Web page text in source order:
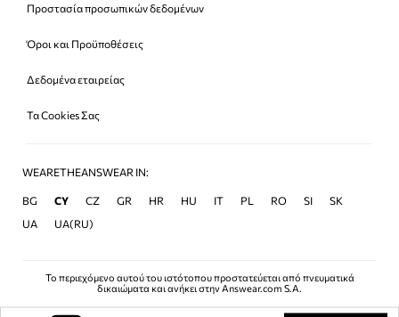
Προστασία προσωπικών δεδομένων
Όροι και Προϋποθέσεις
Δεδομένα εταιρείας
Τα Cookies Σας
WEARETHEANSWEAR IN:
BG CY CZ GR HR HU IT PL RO SI
SK
UA
UA(RU)
Το περιεχόμενο αυτού του ιστότοπου προστατεύεται από πνευματικά
δικαιώματα και ανήκει στην Answear.com S.A.